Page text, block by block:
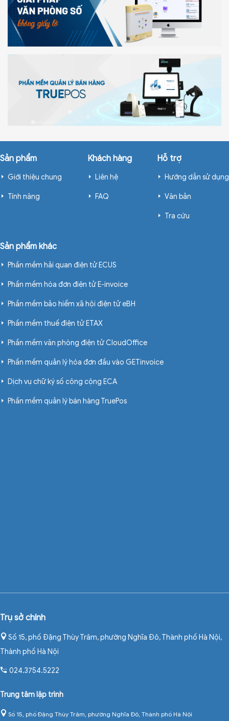
Sản phẩm
Giới thiệu chung
Tính năng
Khách hàng
Liên hệ
FAQ
Hỗ trợ
Hướng dẫn sử dụng
Văn bản
Tra cứu
Sản phẩm khác
Phần mềm hải quan điện tử ECUS
Phần mềm hóa đơn điện tử E-invoice
Phần mềm bảo hiểm xã hội điện tử eBH
Phần mềm thuế điện tử ETAX
Phần mềm văn phòng điện tử CloudOffice
Phần mềm quản lý hóa đơn đầu vào GETinvoice
Dịch vụ chữ ký số công cộng ECA
Phần mềm quản lý bán hàng TruePos
Trụ sở chính
Số 15, phố Đặng Thùy Trâm, phường Nghĩa Đô, Thành phố Hà Nội,
Thành phố Hà Nội
024.3754.5222
Trung tâm lập trình
Số 15, phố Đặng Thùy Trâm, phường Nghĩa Đô, Thành phố Hà Nội